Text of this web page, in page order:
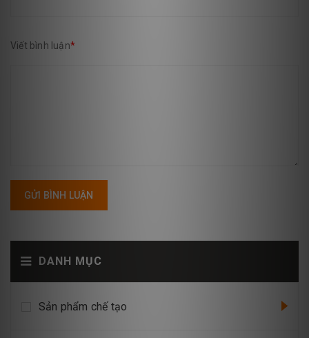
DANH MỤC
Sản phẩm chế tạo
Viết bình luận*
GỬI BÌNH LUẬN